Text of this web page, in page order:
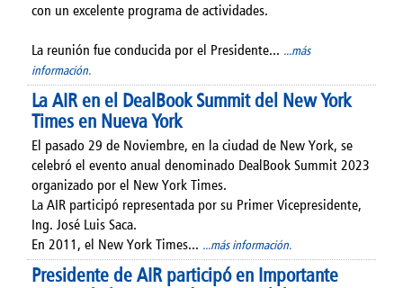
con un excelente programa de actividades.
La reunión fue conducida por el Presidente... ...más
información.
La AIR en el DealBook Summit del New York
Times en Nueva York
El pasado 29 de Noviembre, en la ciudad de New York, se
celebró el evento anual denominado DealBook Summit 2023
organizado por el New York Times.
La AIR participó representada por su Primer Vicepresidente,
Ing. José Luis Saca.
En 2011, el New York Times... ...más información.
Presidente de AIR participó en Importante